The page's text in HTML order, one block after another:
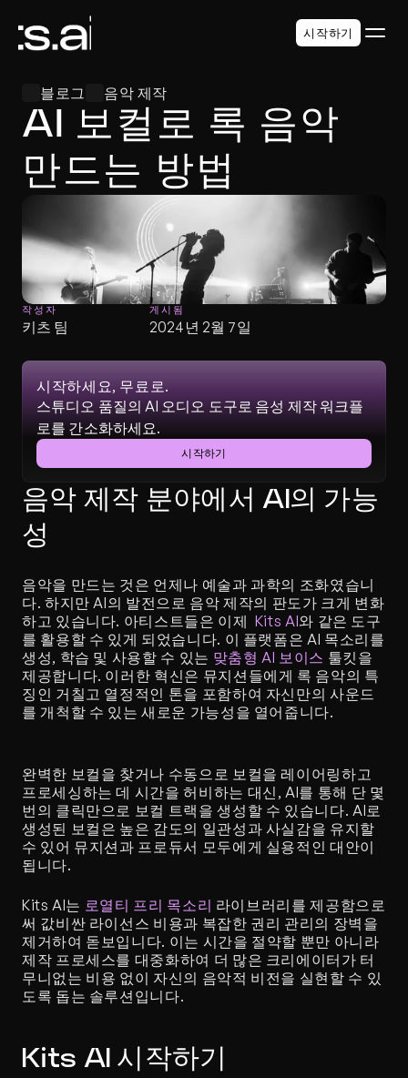
블로그 음악 제작
AI 보컬로 록 음악
만드는 방법
작성자
키츠 팀
게시됨
2024년 2월 7일
음악 제작 분야에서 AI의 가능
성
음악을 만드는 것은 언제나 예술과 과학의 조화였습니
다. 하지만 AI의 발전으로 음악 제작의 판도가 크게 변화
하고 있습니다. 아티스트들은 이제 Kits AI와 같은 도구
를 활용할 수 있게 되었습니다. 이 플랫폼은 AI 목소리를
생성, 학습 및 사용할 수 있는 맞춤형 AI 보이스 툴킷을
제공합니다. 이러한 혁신은 뮤지션들에게 록 음악의 특
징인 거칠고 열정적인 톤을 포함하여 자신만의 사운드
를 개척할 수 있는 새로운 가능성을 열어줍니다.
완벽한 보컬을 찾거나 수동으로 보컬을 레이어링하고
프로세싱하는 데 시간을 허비하는 대신, AI를 통해 단 몇
번의 클릭만으로 보컬 트랙을 생성할 수 있습니다. AI로
생성된 보컬은 높은 감도의 일관성과 사실감을 유지할
수 있어 뮤지션과 프로듀서 모두에게 실용적인 대안이
됩니다.
Kits AI는 로열티 프리 목소리 라이브러리를 제공함으로
써 값비싼 라이선스 비용과 복잡한 권리 관리의 장벽을
제거하여 돋보입니다. 이는 시간을 절약할 뿐만 아니라
제작 프로세스를 대중화하여 더 많은 크리에이터가 터
무니없는 비용 없이 자신의 음악적 비전을 실현할 수 있
도록 돕는 솔루션입니다.
Kits AI 시작하기
시작하세요, 무료로.
스튜디오 품질의 AI 오디오 도구로 음성 제작 워크플
로를 간소화하세요.
시작하기
시작하기